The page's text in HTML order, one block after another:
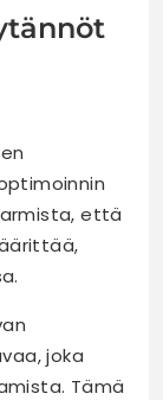
että
joka
Tämä